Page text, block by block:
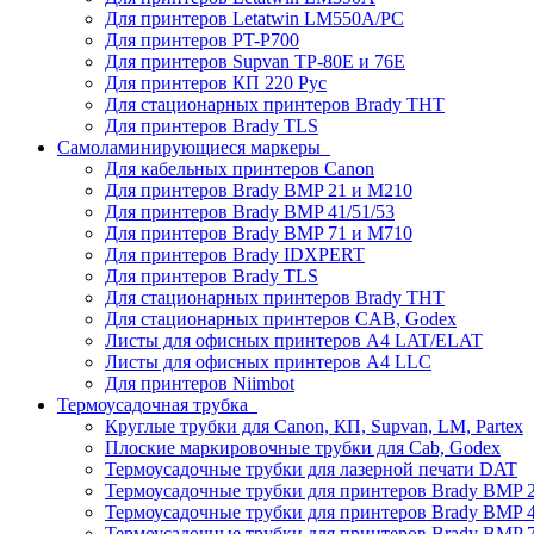
Для принтеров Letatwin LM550A/PC
Для принтеров PT-P700
Для принтеров Supvan TP-80E и 76E
Для принтеров КП 220 Рус
Для стационарных принтеров Brady THT
Для принтеров Brady TLS
Самоламинирующиеся маркеры
Для кабельных принтеров Canon
Для принтеров Brady BMP 21 и M210
Для принтеров Brady BMP 41/51/53
Для принтеров Brady BMP 71 и M710
Для принтеров Brady IDXPERT
Для принтеров Brady TLS
Для стационарных принтеров Brady THT
Для стационарных принтеров CAB, Godex
Листы для офисных принтеров А4 LAT/ELAT
Листы для офисных принтеров А4 LLC
Для принтеров Niimbot
Термоусадочная трубка
Круглые трубки для Canon, КП, Supvan, LM, Partex
Плоские маркировочные трубки для Cab, Godex
Термоусадочные трубки для лазерной печати DAT
Термоусадочные трубки для принтеров Brady BMP
Термоусадочные трубки для принтеров Brady BMP